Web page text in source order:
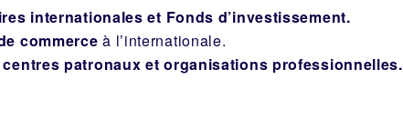
internationales et Fonds d’investissement.
commerce à l’internationale.
centres patronaux et organisations professionnelles.